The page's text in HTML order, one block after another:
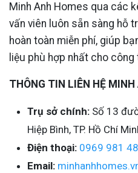
Minh Anh Homes qua các
vấn viên luôn sẵn sàng hỗ
hoàn toàn miễn phí, giúp
liệu phù hợp nhất cho công
THÔNG TIN LIÊN HỆ
Trụ sở chính: Số 13
Hiệp Bình, TP. Hồ Chí
Điện thoại: 0969 981
Email: